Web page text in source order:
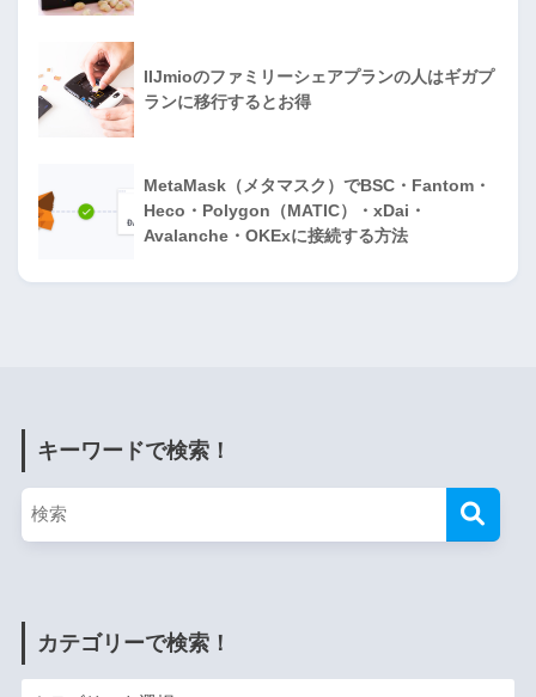
IIJmioのファミリーシェアプランの人はギガプ
ランに移行するとお得
MetaMask（メタマスク）でBSC・Fantom・
Heco・Polygon（MATIC）・xDai・
Avalanche・OKExに接続する方法
キーワードで検索！
カテゴリーで検索！